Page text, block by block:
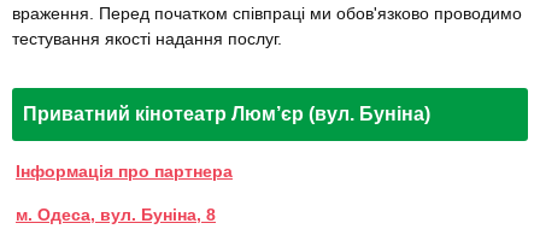
враження. Перед початком співпраці ми обов'язково проводимо
тестування якості надання послуг.
Приватний кінотеатр Люм’єр (вул. Буніна)
Інформація про партнера
м. Одеса, вул. Буніна, 8